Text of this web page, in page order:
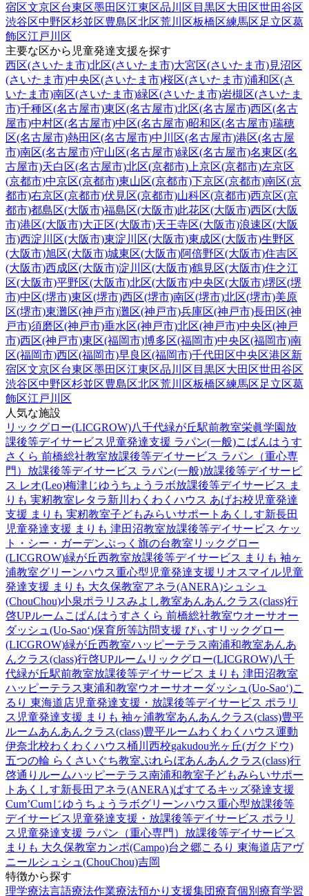
宿区文京区台東区墨田区江東区品川区 目黒区大田区世田谷区
渋谷区中野区杉並区豊島区北区荒川区板橋区練馬区足立区葛
飾区江戸川区
主要な区から児童発達支援を探す
西区(さいたま市)北区(さいたま市)大宮区(さいたま市)見沼区
(さいたま市)中央区(さいたま市)桜区(さいたま市)浦和区(さ
いたま市)南区(さいたま市)緑区(さいたま市)岩槻区(さいたま
市)千種区(名古屋市)東区(名古屋市)北区(名古屋市)西区(名古
屋市)中村区(名古屋市)中区(名古屋市)昭和区(名古屋市)瑞穂
区(名古屋市)熱田区(名古屋市)中川区(名古屋市)港区(名古屋
市)南区(名古屋市)守山区(名古屋市)緑区(名古屋市)名東区(名
古屋市)天白区(名古屋市)北区(京都市) 上京区(京都市)左京区
(京都市)中京区(京都市)東山区(京都市)下京区(京都市)南区(京
都市)右京区(京都市)伏見区(京都市)山科区(京都市)西京区(京
都市)都島区(大阪市)福島区(大阪市)此花区(大阪市)西区(大阪
市)港区(大阪市)大正区(大阪市)天王寺区(大阪市)浪速区(大阪
市)西淀川区(大阪市)東淀川区(大阪市)東成区(大阪市)生野区
(大阪市)旭区(大阪市)城東区(大阪市)阿倍野区(大阪市)住吉区
(大阪市)西成区(大阪市)淀川区(大阪市)鶴見区(大阪市)住之江
区(大阪市)平野区(大阪市)北区(大阪市)中央区(大阪市)堺区(堺
市)中区(堺市)東区(堺市)西区(堺市)南区(堺市)北区(堺市)美原
区(堺市)東灘区(神戸市)灘区(神戸市)兵庫区(神戸市)長田区(神
戸市)須磨区(神戸市)垂水区(神戸市)北区(神戸市)中央区(神戸
市)西区(神戸市)東区(福岡市)博多区(福岡市)中央区(福岡市)南
区(福岡市)西区(福岡市)早良区(福岡市)千代田区中央区港区新
宿区文京区台東区墨田区江東区品川区 目黒区大田区世田谷区
渋谷区中野区杉並区豊島区北区荒川区板橋区練馬区足立区葛
飾区江戸川区
人気な施設
リックグロー(LICGROW)八千代緑が丘駅前教室栄眞学園放
課後等デイサービス 児童発達支援 ラパン(一般)こぱんはうす
さくら 前橋総社教室放課後等デイサービス ラパン（重心専
門） 放課後等デイサービス ラパン(一般)放課後等デイサービ
ス レオ(Leo)梅津じゆうちょうラボ放課後等デイサービス ま
りも 実籾教室レタラ新川 わくわくハウス あげお校 児童発達
支援 まりも 実籾教室子どもみらいサポートあくしす新長田
児童発達支援 まりも 津田沼教室放課後等デイサービス ケッ
ト・シー・ガーデンぷっく旗の台教室 リックグロー
(LICGROW)緑が丘西教室放課後等デイサービス まりも 袖ヶ
浦教室グリーンハウス重心型児童発達支援 リオスマイル児童
発達支援 まりも 大久保教室アネラ(ANERA)シュシュ
(ChouChou)小泉ポラリスみよし教室あんあんクラス(class)行
啓UPルーム こぱんはうすさくら 前橋総社教室ウオーサオー
ダッシュ(Uo-Sao‘)保育所等訪問支援 ぴぃす リックグロー
(LICGROW)緑が丘西教室ハッピーテラス南浦和教室あんあ
んクラス(class)行啓UPルーム リックグロー(LICGROW)八千
代緑が丘駅前教室放課後等デイサービス まりも 津田沼教室
ハッピーテラス東浦和教室ウオーサオーダッシュ(Uo-Sao‘)こ
るり 東海道店児童発達支援・放課後等デイサービス ポラリ
ス 児童発達支援 まりも 袖ヶ浦教室あんあんクラス(class)豊平
ルームあんあんクラス(class)豊平ルームわくわくハウス運動
伊奈北校わくわくハウス桶川西校gakudou光ヶ丘(ガクドウ)
五つの輪 らくさいぐち教室ぷれらぼあんあんクラス(class)行
啓通りルームハッピーテラス南浦和教室子どもみらいサポー
トあくしす新長田 アネラ(ANERA)ぱすてるキッズ発達支援
Cum’Cumじゆうちょうラボグリーンハウス重心型放課後等
デイサービス 児童発達支援・放課後等デイサービス ポラリ
ス 児童発達支援 ラパン（重心専門） 放課後等デイサービス
まりも 大久保教室カンポ(Campo)台之郷こるり 東海道店アヴ
ニールシュシュ(ChouChou)吉岡
特徴から探す
理学療法言語療法作業療法預かり支援集団療育個別療育学習